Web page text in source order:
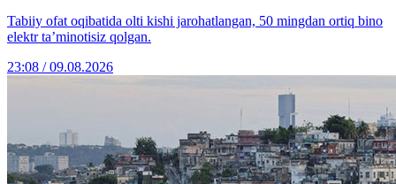
Tabiiy ofat oqibatida olti kishi jarohatlangan, 50 mingdan ortiq bino
elektr ta’minotisiz qolgan.
23:08 / 09.08.2026